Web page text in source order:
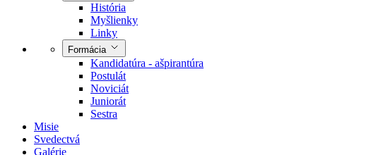
História
Myšlienky
Linky
Formácia
Kandidatúra - ašpirantúra
Postulát
Noviciát
Juniorát
Sestra
Misie
Svedectvá
Galérie